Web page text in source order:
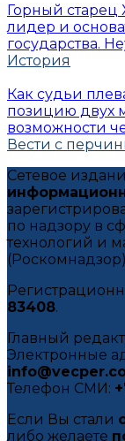
Горный старец
лидер и
государства.
История
Как судьи
позицию двух
возможности
Вести с
Сетевое
по надзору в
технологий и
(Роскомнадзор)
83408.
Главный
Электронные
Телефон СМИ:
Если Вы стали
либо желаете